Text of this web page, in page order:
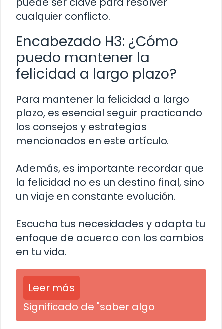
cualquier conflicto.
Encabezado H3: ¿Cómo
puedo mantener la
felicidad a largo plazo?
Para mantener la felicidad a largo
plazo, es esencial seguir practicando
los consejos y estrategias
mencionados en este artículo.
Además, es importante recordar que
la felicidad no es un destino final, sino
un viaje en constante evolución.
Escucha tus necesidades y adapta tu
enfoque de acuerdo con los cambios
en tu vida.
Leer más
Significado de "saber algo